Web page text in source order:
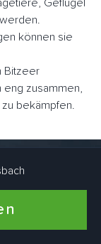
Geflügel
können sie
Bitzeer
zusammen,
bekämpfen.
Bitze
und Häusern
leben. Auch